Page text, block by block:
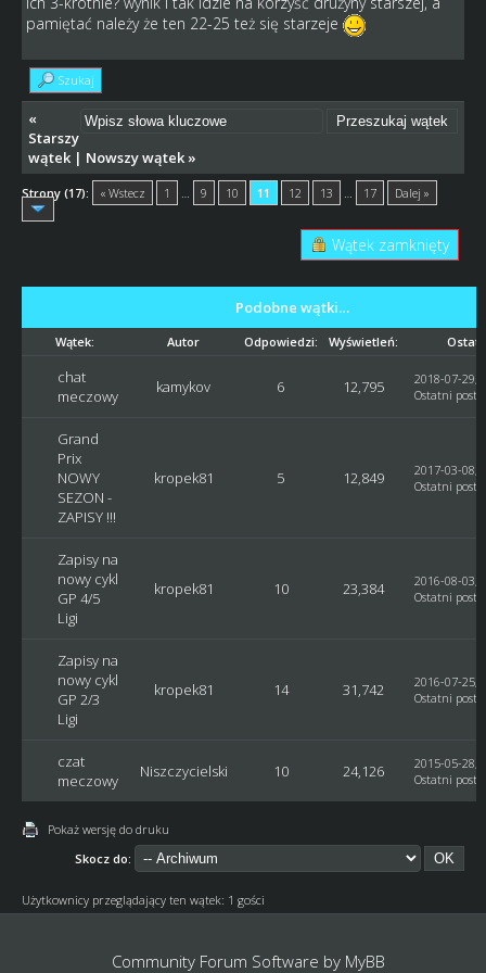
pamiętać należy że ten 22-25 też się starzeje
Szukaj
«
Starszy
wątek| Nowszy wątek»
Strony (17): « Wstecz 1 9 10 11 12 13 17 Dalej »
Wątek zamknięty
Podobne wątki…
Wątek: Autor Odpowiedzi: Wyświetleń:
chat
meczowy
kamykov 6 12,795
2018-07-29,
Ostatni post
Grand
Prix
NOWY
SEZON -
ZAPISY !!!
kropek81 5 12,849
2017-03-08,
Ostatni post
Zapisy na
nowy cykl
GP 4/5
Ligi
kropek81 10 23,384
2016-08-03,
Ostatni post
Zapisy na
nowy cykl
GP 2/3
Ligi
kropek81 14 31,742
2016-07-25,
Ostatni post
czat
meczowy
Niszczycielski 10 24,126
2015-05-28,
Ostatni post
Pokaż wersję do druku
Skocz do:
Użytkownicy przeglądający ten wątek: 1 gości
Community Forum Software by MyBB